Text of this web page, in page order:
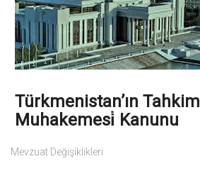
Türkmenistan’ın Tahkim
Muhakemesi̇ Kanunu
Mevzuat Değişiklikleri